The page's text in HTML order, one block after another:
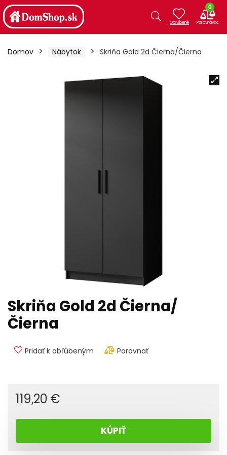
0
Domov Nábytok Skriňa Gold 2d Čierna/Čierna
Skriňa Gold 2d Čierna/
Čierna
Pridať k obľúbeným Porovnať
119,20 €
KÚPIŤ